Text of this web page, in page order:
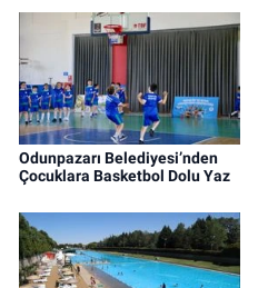
Odunpazarı Belediyesi’nden
Çocuklara Basketbol Dolu Yaz